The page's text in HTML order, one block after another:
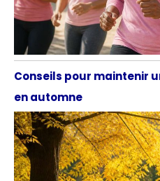
Conseils pour maintenir
en automne